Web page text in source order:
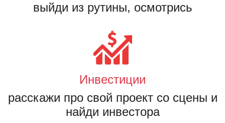
выйди из рутины, осмотрись
Инвестиции
расскажи про свой проект со сцены и
найди инвестора